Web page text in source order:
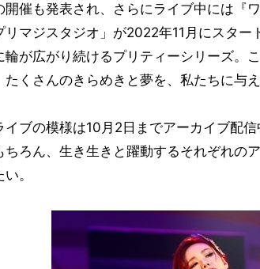
開催も発表され、さらにライブ中には『
リマジスタジオ」が2022年11月にスタ
輪が広がり続けるプリティーシリーズ。
くさんのきらめきと夢を、私たちに与
イブの模様は10月2日までアーカイブ配
ちろん、生き生きと躍動するそれぞれの
。